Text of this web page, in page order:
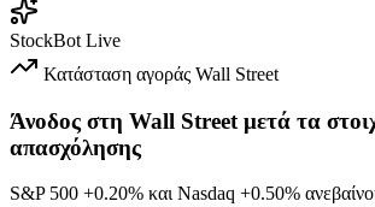
StockBot Live
Κατάσταση αγοράς Wall Street
Άνοδος στη Wall Street μετά τα
απασχόλησης
S&P 500 +0.20% και Nasdaq +0.50%